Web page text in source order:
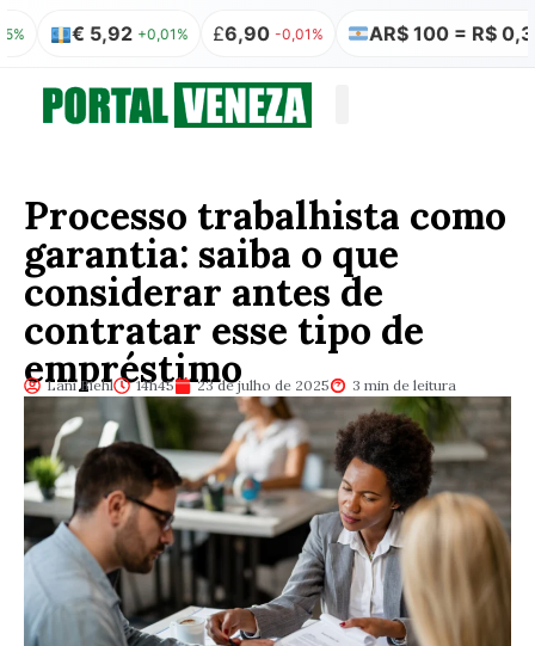
€ 5,92 +0,01% £6,90 -0,01% AR$ 100 = R$ 0,32 0,00%
Processo trabalhista como
garantia: saiba o que
considerar antes de
contratar esse tipo de
empréstimo
Lani Biehl 14h45 23 de julho de 2025 3 min de leitura